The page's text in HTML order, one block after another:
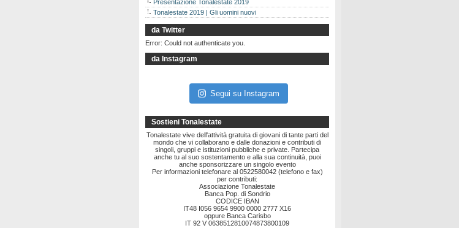
Presentazione Tonalestate 2019
Tonalestate 2019 | Gli uomini nuovi
da Twitter
Error: Could not authenticate you.
da Instagram
Segui su Instagram
Sostieni Tonalestate
Tonalestate vive dell'attività gratuita di giovani di tante parti del
mondo che vi collaborano e dalle donazioni e contributi di
singoli, gruppi e istituzioni pubbliche e private. Partecipa
anche tu al suo sostentamento e alla sua continuità, puoi
anche sponsorizzare un singolo evento
Per informazioni telefonare al 0522580042 (telefono e fax)
per contributi:
Associazione Tonalestate
Banca Pop. di Sondrio
CODICE IBAN
IT48 I056 9654 9900 0000 2777 X16
oppure Banca Carisbo
IT 92 V 0638512810074873800109